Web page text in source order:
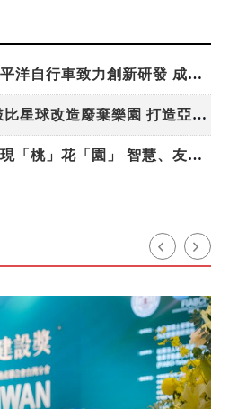
【賴瑟珍看台灣】太平洋自行車致力創新研發 成就台灣隱形冠軍
觀光工廠／HiONE啵比星球改造廢棄樂園 打造亞洲最大寵物天堂
【賴瑟珍看台灣】再現「桃」花「園」 智慧、友善、永續成為桃園遞給國際的名片